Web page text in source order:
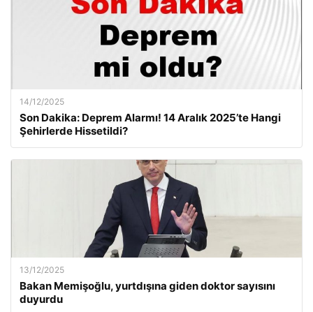
14/12/2025
Son Dakika: Deprem Alarmı! 14 Aralık 2025’te Hangi
Şehirlerde Hissetildi?
13/12/2025
Bakan Memişoğlu, yurtdışına giden doktor sayısını
duyurdu